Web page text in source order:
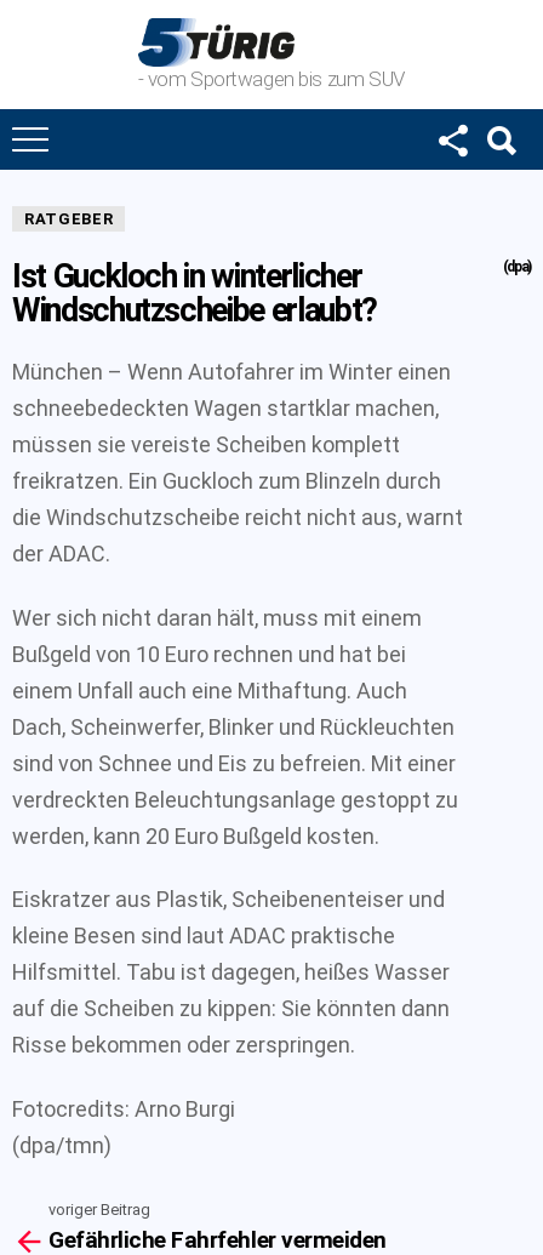
- vom Sportwagen bis zum SUV
RATGEBER
Ist Guckloch in winterlicher
Windschutzscheibe erlaubt?
(dpa)
München – Wenn Autofahrer im Winter einen
schneebedeckten Wagen startklar machen,
müssen sie vereiste Scheiben komplett
freikratzen. Ein Guckloch zum Blinzeln durch
die Windschutzscheibe reicht nicht aus, warnt
der ADAC.
Wer sich nicht daran hält, muss mit einem
Bußgeld von 10 Euro rechnen und hat bei
einem Unfall auch eine Mithaftung. Auch
Dach, Scheinwerfer, Blinker und Rückleuchten
sind von Schnee und Eis zu befreien. Mit einer
verdreckten Beleuchtungsanlage gestoppt zu
werden, kann 20 Euro Bußgeld kosten.
Eiskratzer aus Plastik, Scheibenenteiser und
kleine Besen sind laut ADAC praktische
Hilfsmittel. Tabu ist dagegen, heißes Wasser
auf die Scheiben zu kippen: Sie könnten dann
Risse bekommen oder zerspringen.
Fotocredits: Arno Burgi
(dpa/tmn)
more
voriger Beitrag
Gefährliche Fahrfehler vermeiden